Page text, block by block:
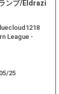
ンプ/Eldrazi
League -
25